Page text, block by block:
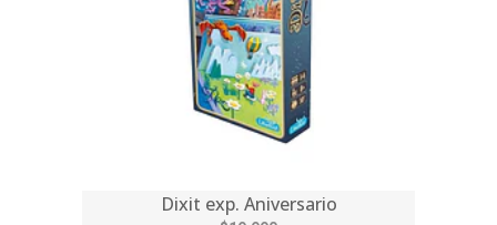
Dixit exp. Aniversario